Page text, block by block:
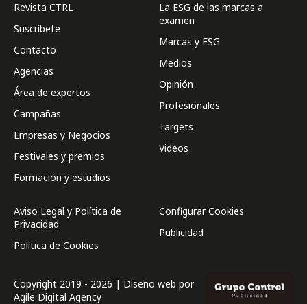
Revista CTRL
Suscríbete
Contacto
Agencias
Área de expertos
Campañas
Empresas y Negocios
Festivales y premios
Formación y estudios
La ESG de las marcas a
examen
Marcas y ESG
Medios
Opinión
Profesionales
Targets
Videos
Aviso Legal y Política de
Privacidad
Política de Cookies
Configurar Cookies
Publicidad
Copyright 2019 - 2026 | Diseño web por
Agile Digital Agency